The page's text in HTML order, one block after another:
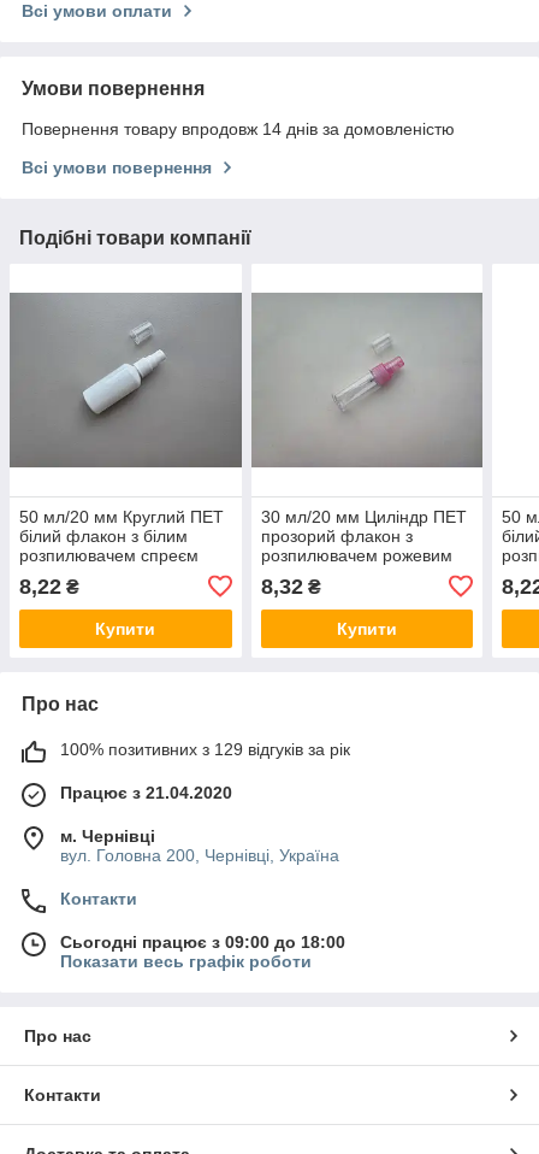
Всі умови оплати
Умови повернення
Повернення товару впродовж 14 днів за домовленістю
Всі умови повернення
Подібні товари компанії
50 мл/20 мм Круглий ПЕТ
білий флакон з білим
розпилювачем спреєм
пластмасовий
8,22 ₴
Купити
30 мл/20 мм Циліндр ПЕТ
прозорий флакон з
розпилювачем рожевим
спреєм 20/410 атомайзер
тестер пластиковий,
пластмасовий
8,32₴
Купити
50
Про нас
100% позитивних з 129 відгуків за рік
Працює з 21.04.2020
м. Чернівці
вул. Головна 200, Чернівці, Україна
Контакти
Сьогодні працює з 09:00 до 18:00
Показати весь графік роботи
Про нас
Контакти